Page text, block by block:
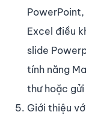
Excel điều
slide
tính năng
thư hoặc
Giới thiệu